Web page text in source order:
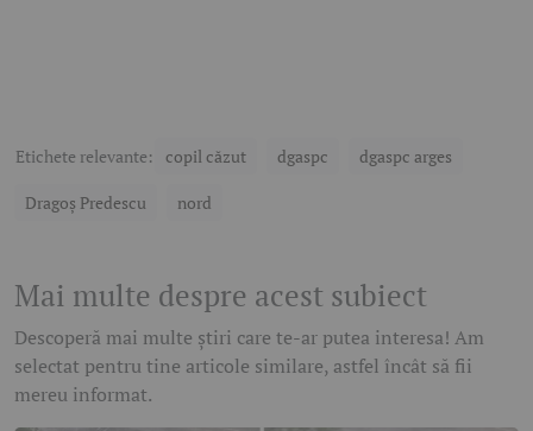
Etichete relevante: copil căzut dgaspc dgaspc arges
Dragoș Predescu nord
Mai multe despre acest subiect
Descoperă mai multe știri care te-ar putea interesa! Am
selectat pentru tine articole similare, astfel încât să fii
mereu informat.